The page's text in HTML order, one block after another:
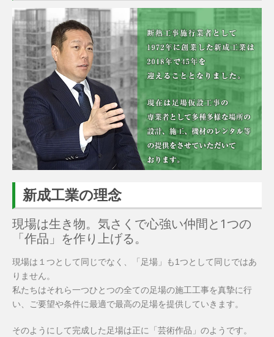
新成工業の理念
現場は生き物。気さくで心強い仲間と1つの
「作品」を作り上げる。
現場は１つとして同じでなく、「足場」も1つとして同じではあ
りません。
私たちはそれら一つひとつの全ての足場の施工工事を真摯に行
い、ご要望や条件に最適で最高の足場を提供していきます。
そのようにして完成した足場は正に「芸術作品」のようです。